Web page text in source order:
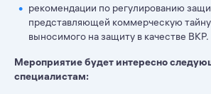
рекомендации по регулированию
представляющей коммерческую
выносимого на защиту в качестве ВКР.
Мероприятие будет интересно
специалистам: